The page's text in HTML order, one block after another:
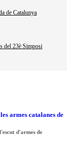
de Catalunya
del 23è Simposi
armes catalanes de
d'armes de